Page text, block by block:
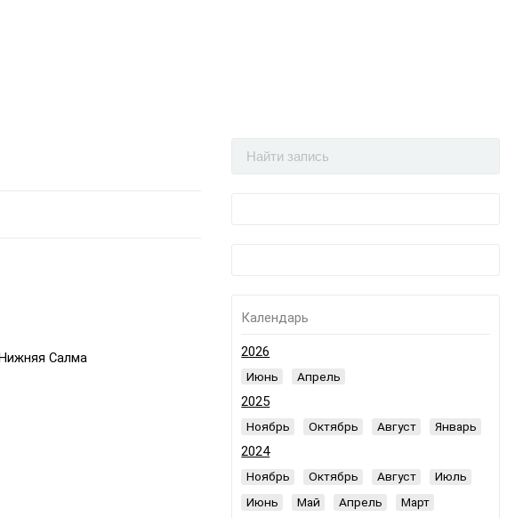
Салма
Календарь
2026
Июнь Апрель
2025
Ноябрь Октябрь Август Январь
2024
Ноябрь Октябрь Август
Июль
Июнь
Май Апрель Март